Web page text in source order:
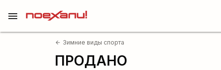
menu
arrow_back Зимние виды спорта
ПРОДАНО